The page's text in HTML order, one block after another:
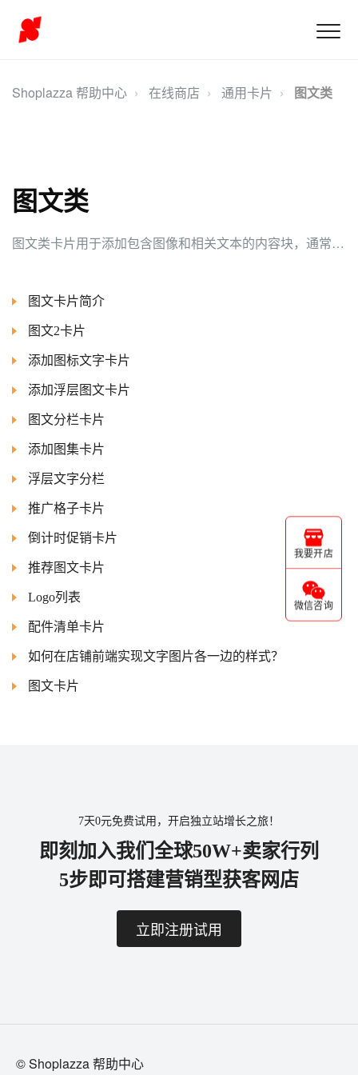
Shoplazza 帮助中心 在线商店 通用卡片 图文类
图文类
图文类卡片用于添加包含图像和相关文本的内容块，通常可用于产品展示、促销活动、品牌故事等，以提供具备吸引力的视觉效果和相关信息，增强用户体验。
图文卡片简介
图文2卡片
添加图标文字卡片
添加浮层图文卡片
图文分栏卡片
添加图集卡片
浮层文字分栏
推广格子卡片
倒计时促销卡片
推荐图文卡片
Logo列表
配件清单卡片
如何在店铺前端实现文字图片各一边的样式？
图文卡片
我要开店
微信咨询
7天0元免费试用，开启独立站增长之旅！
即刻加入我们全球50W+卖家行列
5步即可搭建营销型获客网店
立即注册试用
© Shoplazza 帮助中心